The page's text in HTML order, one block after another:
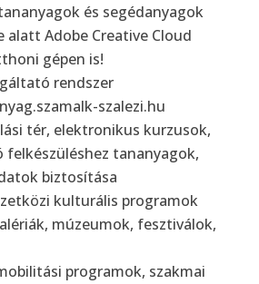
és segédanyagok
alatt Adobe Creative Cloud
gépen is!
rendszer
szalezi.hu
tér, elektronikus kurzusok,
felkészüléshez tananyagok,
biztosítása
kulturális programok
múzeumok, fesztiválok,
programok, szakmai